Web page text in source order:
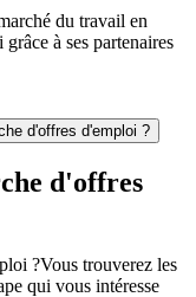
du travail en
à ses partenaires
d'offres d'emploi ?
d'offres
?Vous trouverez les
qui vous intéresse